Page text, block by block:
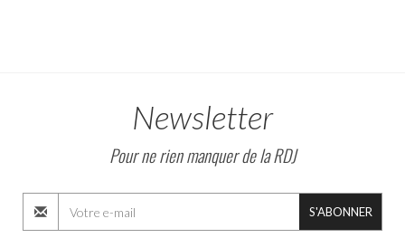
Newsletter
Pour ne rien manquer de la RDJ
S'ABONNER